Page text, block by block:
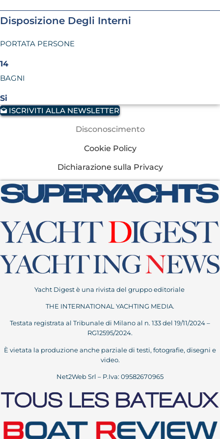
Disposizione Degli Interni
PORTATA PERSONE
14
BAGNI
Si
ISCRIVITI ALLA NEWSLETTER
Disconoscimento
Cookie Policy
Dichiarazione sulla Privacy
Yacht Digest è una rivista del gruppo editoriale
THE INTERNATIONAL YACHTING MEDIA.
Testata registrata al Tribunale di Milano al n. 133 del 19/11/2024 –
RG12595/2024.
È vietata la produzione anche parziale di testi, fotografie, disegni e
video.
Net2Web Srl – P.Iva: 09582670965